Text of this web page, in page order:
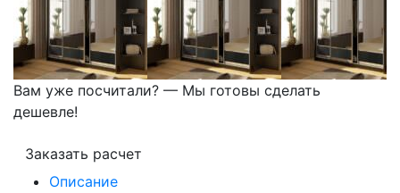
Вам уже посчитали? — Мы готовы сделать
дешевле!
Заказать расчет
Описание